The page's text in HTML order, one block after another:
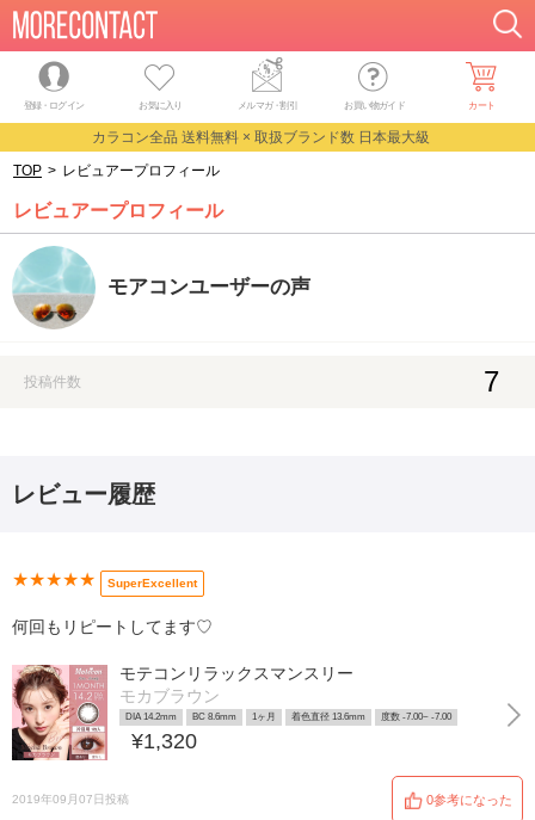
登録・ログイン お気に入り メルマガ・割引 お買い物ガイド カート
カラコン全品 送料無料 × 取扱ブランド数 日本最大級
TOP > レビュアープロフィール
レビュアープロフィール
モアコンユーザーの声
投稿件数 7
レビュー履歴
★★★★★ SuperExcellent
何回もリピートしてます♡
モテコンリラックスマンスリー
モカブラウン
DIA 14.2mm BC 8.6mm 1ヶ月 着色直径 13.6mm 度数 -7.00~ -7.00
¥1,320
2019年09月07日投稿 0参考になった